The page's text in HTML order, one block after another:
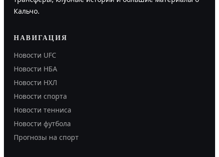
Кальчо.
НАВИГАЦИЯ
Новости UFC
Новости НБА
Новости НХЛ
Новости спорта
Новости тенниса
Новости футбола
Прогнозы на спорт